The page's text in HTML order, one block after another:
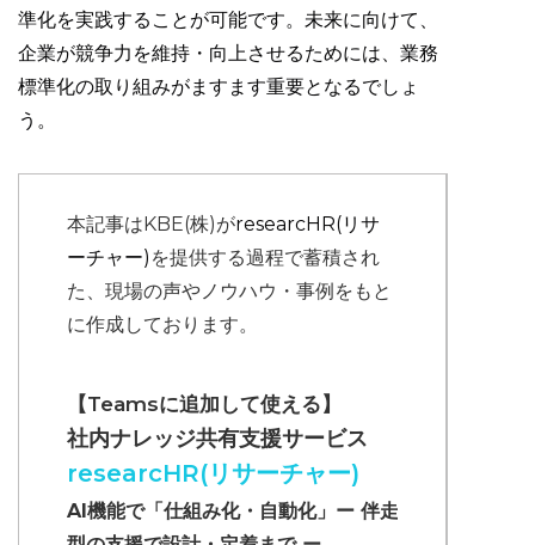
準化を実践することが可能です。未来に向けて、
企業が競争力を維持・向上させるためには、業務
標準化の取り組みがますます重要となるでしょ
う。
本記事はKBE(株)がresearcHR(リサ
ーチャー) を提供する過程で蓄積され
た、現場の声やノウハウ・事例をもと
に作成しております。
【Teamsに追加して使える】
社内ナレッジ共有支援サービス
researcHR(リサーチャー)
AI機能で「仕組み化・自動化」ー 伴走